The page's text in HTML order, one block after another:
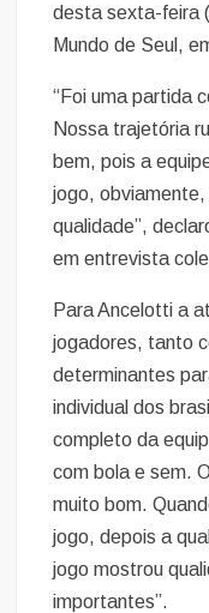
desta sexta-feira
Mundo de Seul,
“Foi uma partida
Nossa trajetória
bem, pois a
jogo,
qualidade”,
em entrevista
Para Ancelotti a
jogadores, tanto
determinantes
individual dos
completo da
com bola e sem.
muito bom.
jogo, depois a
jogo mostrou
importantes”.